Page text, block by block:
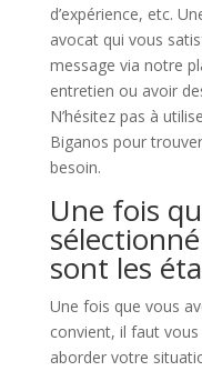
d’expérience, etc.
avocat qui vous
message via notre
entretien ou avoir
N’hésitez pas à
Biganos pour
besoin.
Une fois
sont les
Une fois que vous
convient, il faut
aborder votre